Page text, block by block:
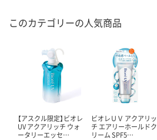
このカテゴリーの人気商品
【アスクル限定】ビオレ
UV アクアリッチ ウォ
ータリーエッセ…
ビオレＵＶ アクアリッ
チ エアリーホールドク
リーム SPF5…